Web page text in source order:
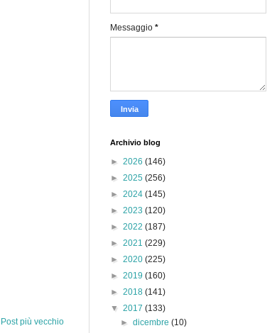
Post più vecchio
Messaggio *
Archivio blog
► 2026 (146)
► 2025 (256)
► 2024 (145)
► 2023 (120)
► 2022 (187)
► 2021 (229)
► 2020 (225)
► 2019 (160)
► 2018 (141)
▼ 2017 (133)
►dicembre(10)